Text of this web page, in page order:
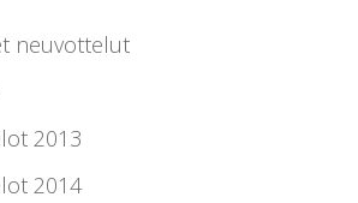
neuvottelut
2013
2014